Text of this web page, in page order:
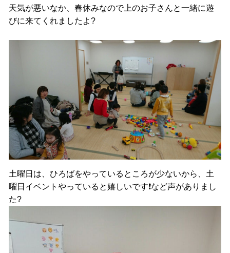
天気が悪いなか、春休みなので上のお子さんと一緒に遊
びに来てくれましたよ?
土曜日は、ひろばをやっているところが少ないから、土
曜日イベントやっていると嬉しいです❗など声がありまし
た?